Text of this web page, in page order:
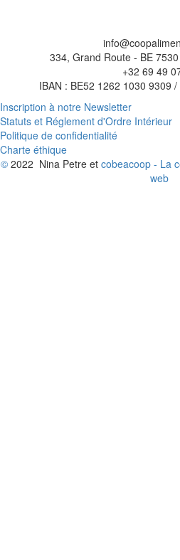
334, Grand Route - BE
+32 69 49
IBAN : BE52 1262 1030 9309
Inscription à notre Newsletter
Statuts et Réglement d'Ordre Intérieur
Politique de confidentialité
Charte éthique
© 2022 Nina Petre et cobeacoop - La
web